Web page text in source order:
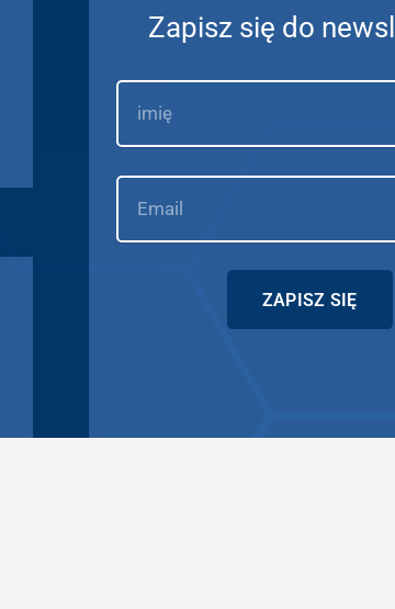
Zapisz się do
ZAPISZ SIĘ